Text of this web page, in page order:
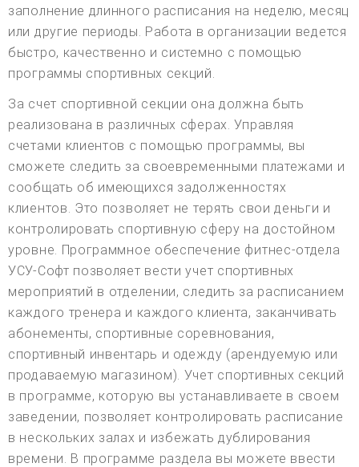
заполнение длинного расписания на неделю, месяц
или другие периоды. Работа в организации ведется
быстро, качественно и системно с помощью
программы спортивных секций.
За счет спортивной секции она должна быть
реализована в различных сферах. Управляя
счетами клиентов с помощью программы, вы
сможете следить за своевременными платежами и
сообщать об имеющихся задолженностях
клиентов. Это позволяет не терять свои деньги и
контролировать спортивную сферу на достойном
уровне. Программное обеспечение фитнес-отдела
УСУ-Софт позволяет вести учет спортивных
мероприятий в отделении, следить за расписанием
каждого тренера и каждого клиента, заканчивать
абонементы, спортивные соревнования,
спортивный инвентарь и одежду (арендуемую или
продаваемую магазином). Учет спортивных секций
в программе, которую вы устанавливаете в своем
заведении, позволяет контролировать расписание
в нескольких залах и избежать дублирования
времени. В программе раздела вы можете ввести